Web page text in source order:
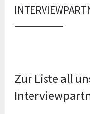
Zur Liste all